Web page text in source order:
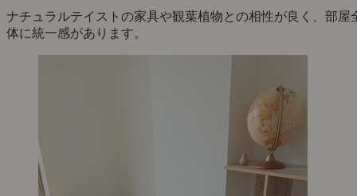
ナチュラルテイストの家具や観葉植物との相性が良く、部屋
体に統一感があります。